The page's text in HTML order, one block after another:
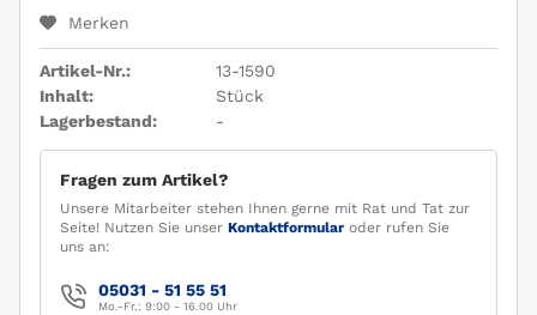
Merken
Artikel-Nr.:
13-1590
Inhalt:
Stück
Lagerbestand:
-
Fragen zum Artikel?
Unsere Mitarbeiter stehen Ihnen gerne mit Rat und Tat zur
Seite! Nutzen Sie unser Kontaktformular oder rufen Sie
uns an:
05031 - 51 55 51
Mo.-Fr.: 9:00 - 16.00 Uhr